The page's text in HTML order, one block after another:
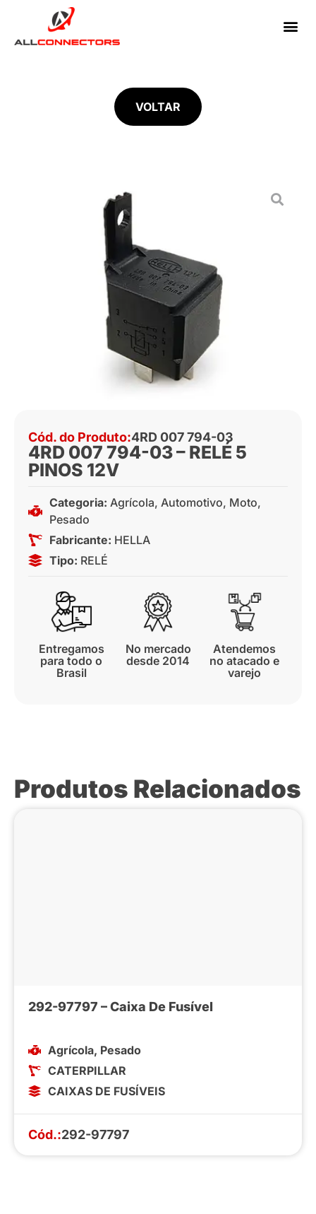
VOLTAR
Cód. do Produto:4RD 007 794-03
4RD 007 794-03 – RELÉ 5
PINOS 12V
Categoria: Agrícola, Automotivo, Moto,
Pesado
Fabricante: HELLA
Tipo: RELÉ
Entregamos
para todo o
Brasil
No mercado
desde 2014
Atendemos
no atacado e
varejo
Produtos Relacionados
292-97797 – Caixa De Fusível
Agrícola, Pesado
CATERPILLAR
CAIXAS DE FUSÍVEIS
Cód.:292-97797